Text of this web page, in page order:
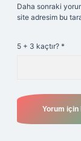
Daha sonraki
site adresim bu
5 + 3 kaçtır? *